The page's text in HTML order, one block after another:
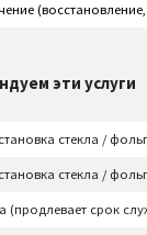
эти услуги
стекла /
стекла /
(продлевает срок